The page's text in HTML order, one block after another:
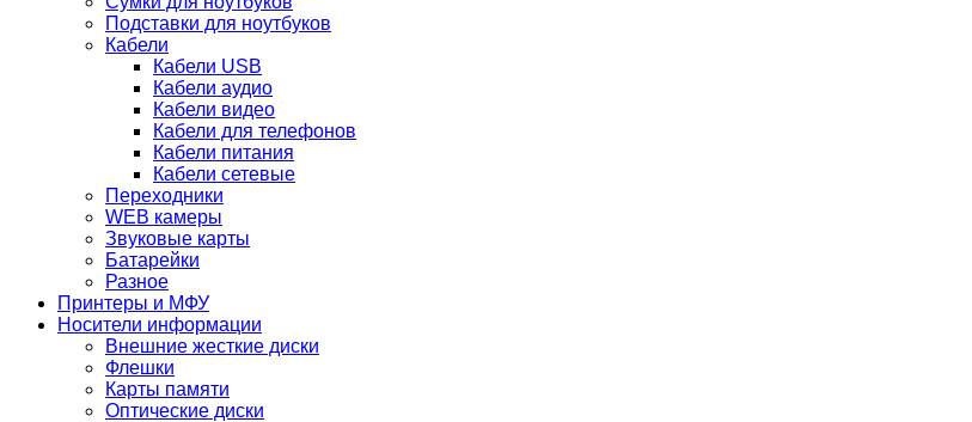
Подставки для ноутбуков
Кабели
Кабели USB
Кабели аудио
Кабели видео
Кабели для телефонов
Кабели питания
Кабели сетевые
Переходники
WEB камеры
Звуковые карты
Батарейки
Разное
Принтеры и МФУ
Носители информации
Внешние жесткие диски
Флешки
Карты памяти
Оптические диски